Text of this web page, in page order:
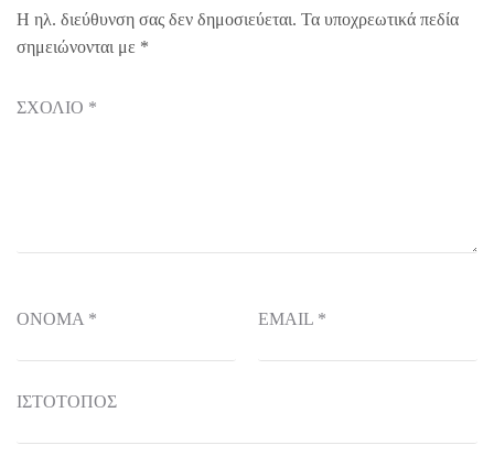
Η ηλ. διεύθυνση σας δεν δημοσιεύεται. Τα υποχρεωτικά πεδία
σημειώνονται με *
ΣΧΌΛΙΟ *
ΌΝΟΜΑ * EMAIL *
ΙΣΤΌΤΟΠΟΣ